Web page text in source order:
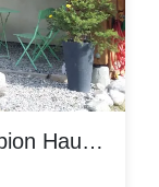
Les Thures Hameau du Roubion Hautes Alpes